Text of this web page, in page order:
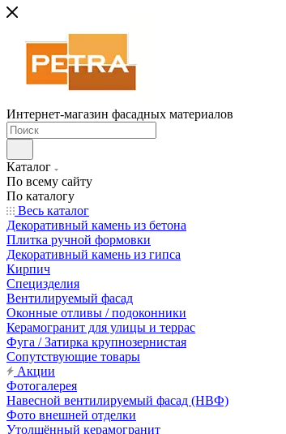
Интернет-магазин фасадных материалов
Каталог
По всему сайту
По каталогу
Весь каталог
Декоративный камень из бетона
Плитка ручной формовки
Декоративный камень из гипса
Кирпич
Специзделия
Вентилируемый фасад
Оконные отливы / подоконники
Керамогранит для улицы и террас
Фуга / Затирка крупнозернистая
Сопутствующие товары
Акции
Фотогалерея
Навесной вентилируемый фасад (НВФ)
Фото внешней отделки
Утолщённый керамогранит